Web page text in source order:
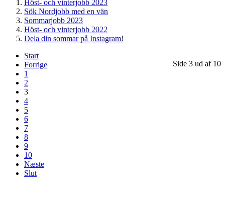
Höst- och vinterjobb 2023
Sök Nordjobb med en vän
Sommarjobb 2023
Höst- och vinterjobb 2022
Dela din sommar på Instagram!
Side 3 ud af 10
Start
Forrige
1
2
3
4
5
6
7
8
9
10
Næste
Slut